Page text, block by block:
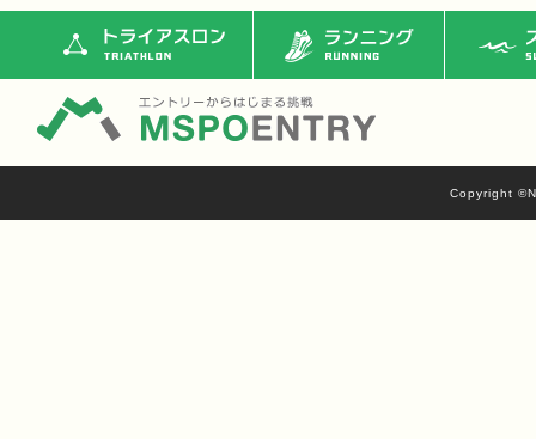
トライアスロン ランニング ス
Copyright